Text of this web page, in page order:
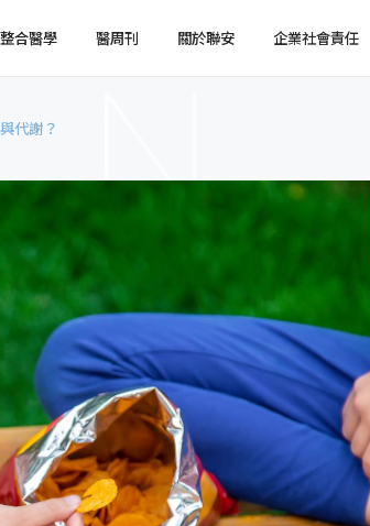
整合醫學 醫周刊 關於聯安 企業社會責任
代謝？